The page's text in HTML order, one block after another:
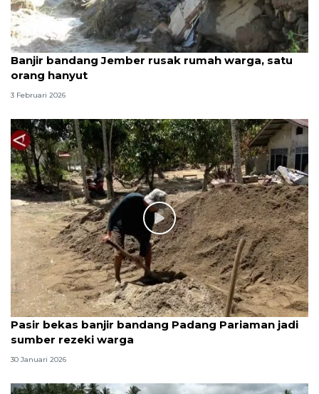
Banjir bandang Jember rusak rumah warga, satu
orang hanyut
3 Februari 2026
Pasir bekas banjir bandang Padang Pariaman jadi
sumber rezeki warga
30 Januari 2026